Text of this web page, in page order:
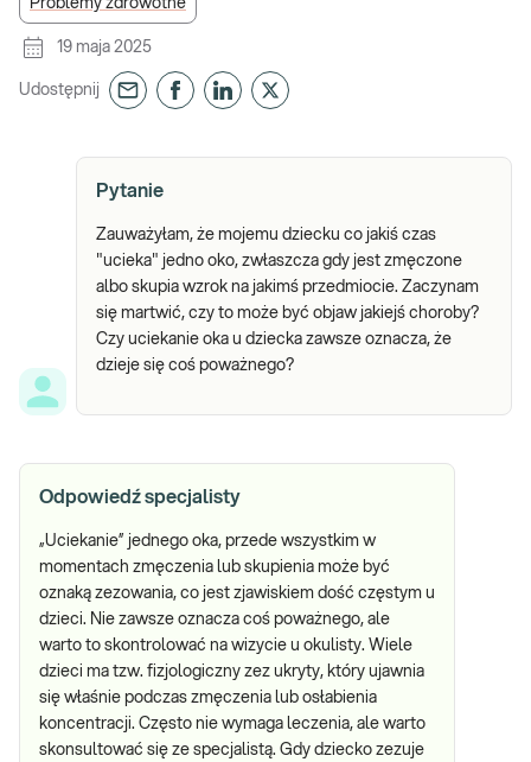
Problemy zdrowotne
19 maja 2025
Udostępnij
Pytanie
Zauważyłam, że mojemu dziecku co jakiś czas
"ucieka" jedno oko, zwłaszcza gdy jest zmęczone
albo skupia wzrok na jakimś przedmiocie. Zaczynam
się martwić, czy to może być objaw jakiejś choroby?
Czy uciekanie oka u dziecka zawsze oznacza, że
dzieje się coś poważnego?
Odpowiedź specjalisty
„Uciekanie” jednego oka, przede wszystkim w
momentach zmęczenia lub skupienia może być
oznaką zezowania, co jest zjawiskiem dość częstym u
dzieci. Nie zawsze oznacza coś poważnego, ale
warto to skontrolować na wizycie u okulisty. Wiele
dzieci ma tzw. fizjologiczny zez ukryty, który ujawnia
się właśnie podczas zmęczenia lub osłabienia
koncentracji. Często nie wymaga leczenia, ale warto
skonsultować się ze specjalistą. Gdy dziecko zezuje